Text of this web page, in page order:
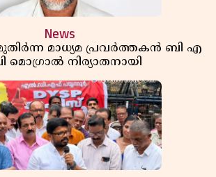
News
മുതിർന്ന മാധ്യമ പ്രവർത്തകൻ ബി എ
മൊഗ്രാൽ നിര്യാതനായി